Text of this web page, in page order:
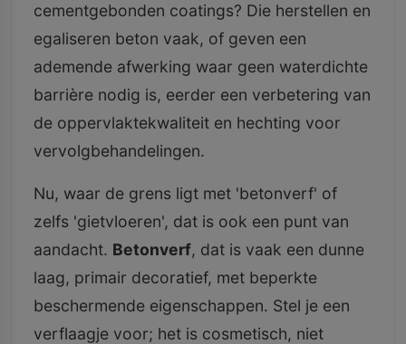
cementgebonden coatings? Die herstellen en
egaliseren beton vaak, of geven een
ademende afwerking waar geen waterdichte
barrière nodig is, eerder een verbetering van
de oppervlaktekwaliteit en hechting voor
vervolgbehandelingen.
Nu, waar de grens ligt met 'betonverf' of
zelfs 'gietvloeren', dat is ook een punt van
aandacht. Betonverf, dat is vaak een dunne
laag, primair decoratief, met beperkte
beschermende eigenschappen. Stel je een
verflaagje voor; het is cosmetisch, niet